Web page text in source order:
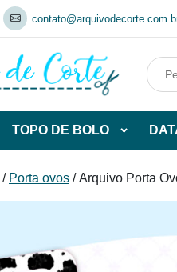
TOPO DE BOLO
de
BOLO
/ Porta ovos / Arquivo Porta